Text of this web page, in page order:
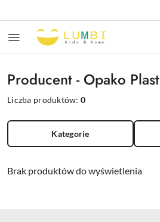
Producent - Opako Plast
Liczba produktów:0
Kategorie
Brak produktów do wyświetlenia